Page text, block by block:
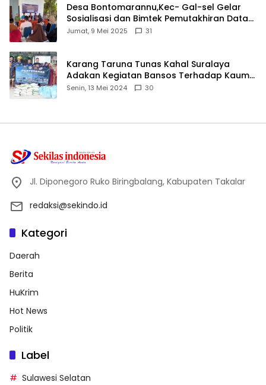
Desa Bontomarannu,Kec- Gal-sel Gelar
Sosialisasi dan Bimtek Pemutakhiran Data
ID
Jumat, 9 Mei 2025 31
Karang Taruna Tunas Kahal Suralaya
Adakan Kegiatan Bansos Terhadap Kaum
Dhuafa dan Anak Yatim-Piatu
Senin, 13 Mei 2024 30
Jl. Diponegoro Ruko Biringbalang, Kabupaten Takalar
redaksi@sekindo.id
Kategori
Daerah
Berita
HuKrim
Hot News
Politik
Label
Sulawesi Selatan